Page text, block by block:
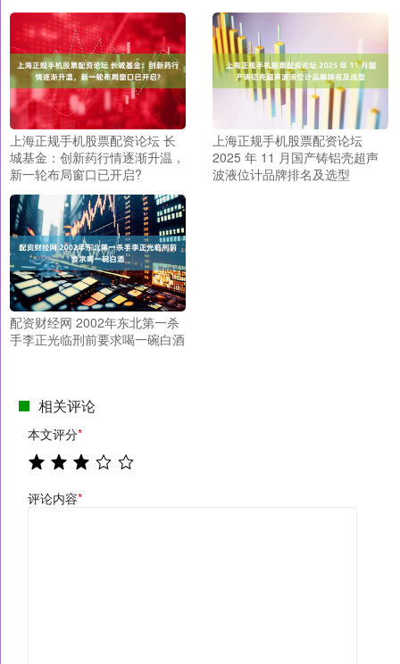
上海正规手机股票配资论坛 长
城基金：创新药行情逐渐升温，
新一轮布局窗口已开启?
上海正规手机股票配资论坛
2025 年 11 月国产铸铝壳超声
波液位计品牌排名及选型
配资财经网 2002年东北第一杀
手李正光临刑前要求喝一碗白酒
相关评论
本文评分*
评论内容*